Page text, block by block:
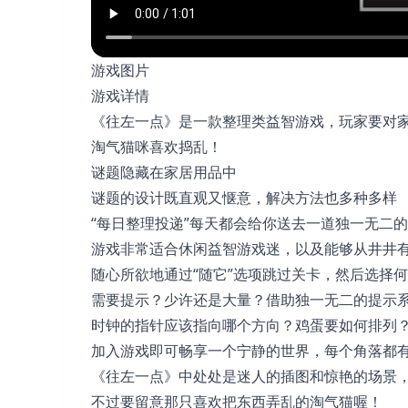
游戏图片
游戏详情
《往左一点》是一款整理类益智游戏，玩家要
淘气猫咪喜欢捣乱！
谜题隐藏在家居用品中
谜题的设计既直观又惬意，解决方法也多种多样
“每日整理投递”每天都会给你送去一道独一无二
游戏非常适合休闲益智游戏迷，以及能够从井井
随心所欲地通过“随它”选项跳过关卡，然后选择
需要提示？少许还是大量？借助独一无二的提
时钟的指针应该指向哪个方向？鸡蛋要如何排列
加入游戏即可畅享一个宁静的世界，每个角落都
《往左一点》中处处是迷人的插图和惊艳的场
不过要留意那只喜欢把东西弄乱的淘气猫喔！